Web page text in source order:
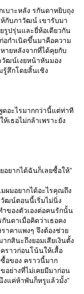
บาะหลัง รกันดาหยิบถุง
กับภาวัฒน์ เขารับมา
รูปรุ่นและยี่ห้อเดียวกัน
อกำเนิดขึ้นมาคือความ
ายหลังจากที่ได้คุยกับ
ฒน์เงยหน้าหันมอง
รู้สึกโดยสิ้นเชิง
ดอะไรมากกว่านี้แต่ท่าที
เธอไม่กล้าเพราะยัง
อยากได้ฉันก็เลยซื้อให้”
ผมอยากได้อะไรคุณถึง
วัฒน์ตอนนี้เริ่มไม่นิ่ง
ของตัวเองต่อคนรักนั้น
นดาเมื่อคิดว่าเธอคง
คาแพงๆ จึงต้องช่วย
กสินะถึงยอมเสียเงินตั้ง
ราวก่อนโน้นให้เสื้อ
อของ คราวนี้มาก
ย่างที่ไม่เคยมีมาก่อน
งแค่ห้าพันก็หรูแล้วมั้ง”